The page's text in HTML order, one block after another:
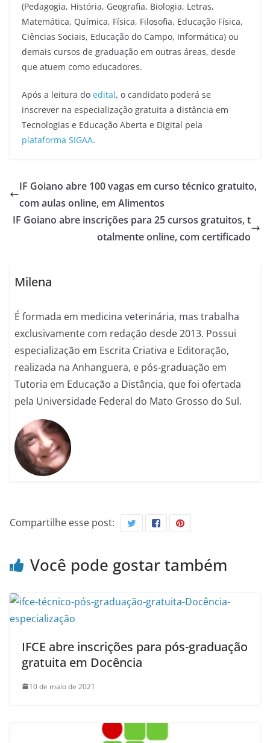
(Pedagogia, História, Geografia, Biologia, Letras,
Matemática, Química, Física, Filosofia, Educação Física,
Ciências Sociais, Educação do Campo, Informática) ou
demais cursos de graduação em outras áreas, desde
que atuem como educadores.
Após a leitura do edital, o candidato poderá se
inscrever na especialização gratuita a distância em
Tecnologias e Educação Aberta e Digital pela
plataforma SIGAA.
IF Goiano abre 100 vagas em curso técnico gratuito,
com aulas online, em Alimentos
IF Goiano abre inscrições para 25 cursos gratuitos, t
otalmente online, com certificado
Milena
É formada em medicina veterinária, mas trabalha
exclusivamente com redação desde 2013. Possui
especialização em Escrita Criativa e Editoração,
realizada na Anhanguera, e pós-graduação em
Tutoria em Educação a Distância, que foi ofertada
pela Universidade Federal do Mato Grosso do Sul.
Compartilhe esse post:
Você pode gostar também
IFCE abre inscrições para pós-graduação
gratuita em Docência
10 de maio de 2021